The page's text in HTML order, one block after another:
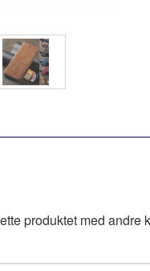
produktet med andre